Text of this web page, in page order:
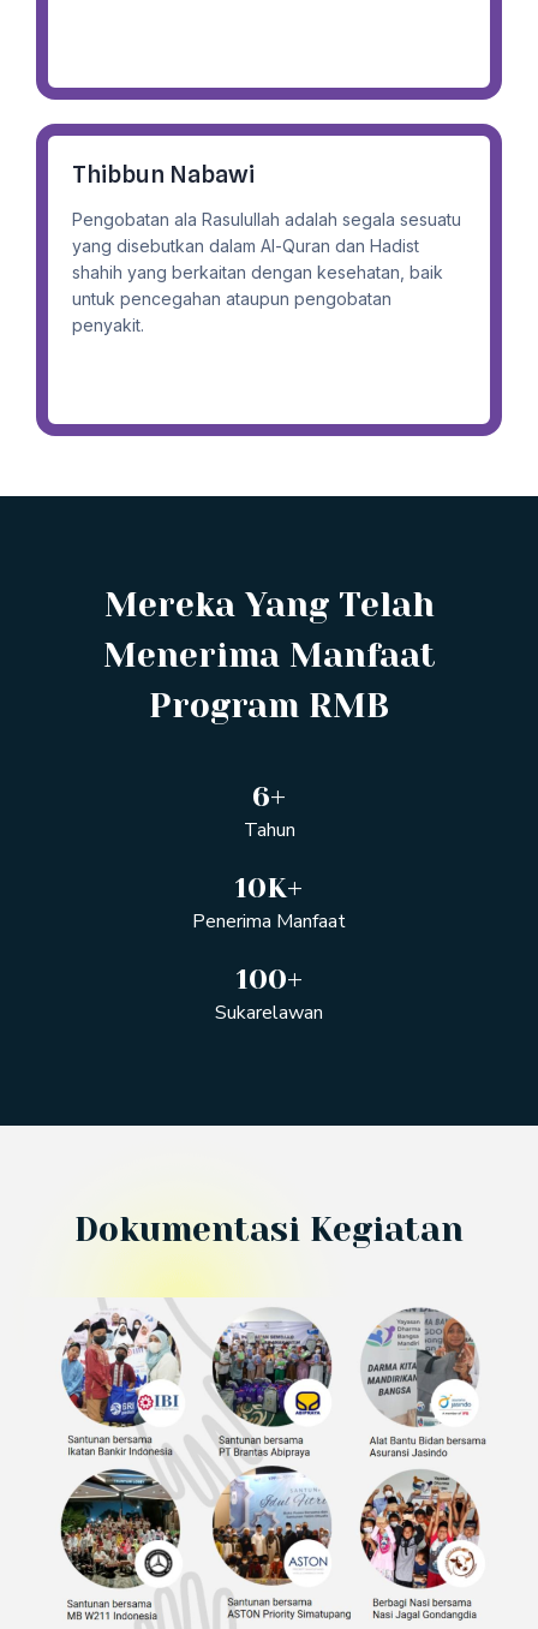
Thibbun Nabawi
Pengobatan ala Rasulullah adalah segala sesuatu
yang disebutkan dalam Al-Quran dan Hadist
shahih yang berkaitan dengan kesehatan, baik
untuk pencegahan ataupun pengobatan
penyakit.
Mereka Yang Telah
Menerima Manfaat
Program RMB
Tahun
6+
Penerima Manfaat
10K+
Sukarelawan
100+
Dokumentasi Kegiatan